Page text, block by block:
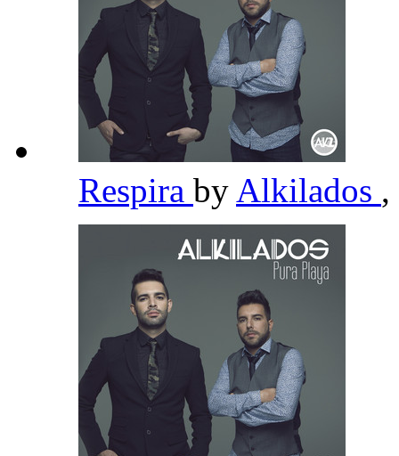
Respira by Alkilados ,